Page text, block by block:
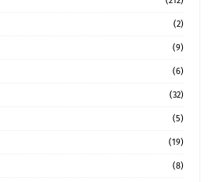
(2)
(9)
(6)
(32)
(5)
(19)
(8)